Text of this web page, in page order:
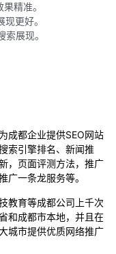
精准。
更好。
展现。
成都企业提供SEO网站
索引擎排名、新闻推
，页面评测方法，推广
广一条龙服务等。
教育等成都公司上千次
和成都市本地，并且在
城市提供优质网络推广